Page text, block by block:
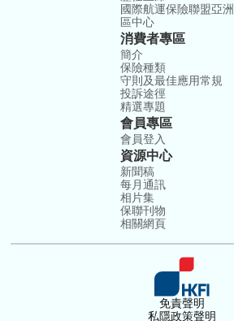
國際航運保險聯盟亞洲
區中心
消費者專區
簡介
保險種類
守則及最佳應用常規
投訴途徑
精選專題
會員專區
會員登入
資源中心
新聞稿
每月通訊
相片集
保聯刊物
相關網頁
免責聲明
私隱政策聲明